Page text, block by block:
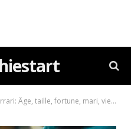
Âge, taille, fortune, mari, vie privée (2025)